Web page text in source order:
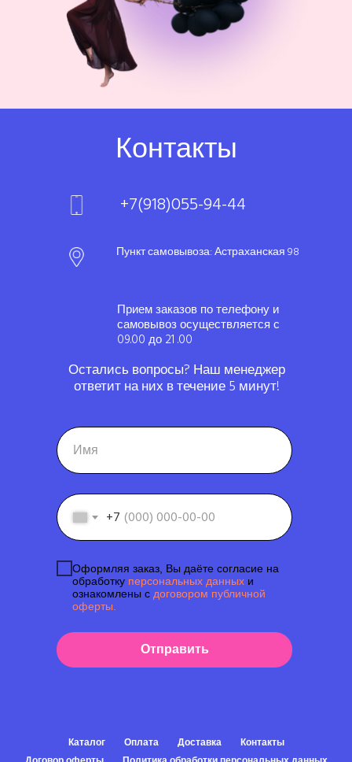
+7
Оформляя заказ, Вы даёте согласие на
обработку персональных данных и
ознакомлены с договором публичной
оферты.
Отправить
Контакты
Пункт самовывоза: Астраханская 98
+7(918)055-94-44
Прием заказов по телефону и
самовывоз осуществляется с
09.00 до 21 .00
Остались вопросы? Наш менеджер
ответит на них в течение 5 минут!
Каталог Оплата Доставка
Контакты